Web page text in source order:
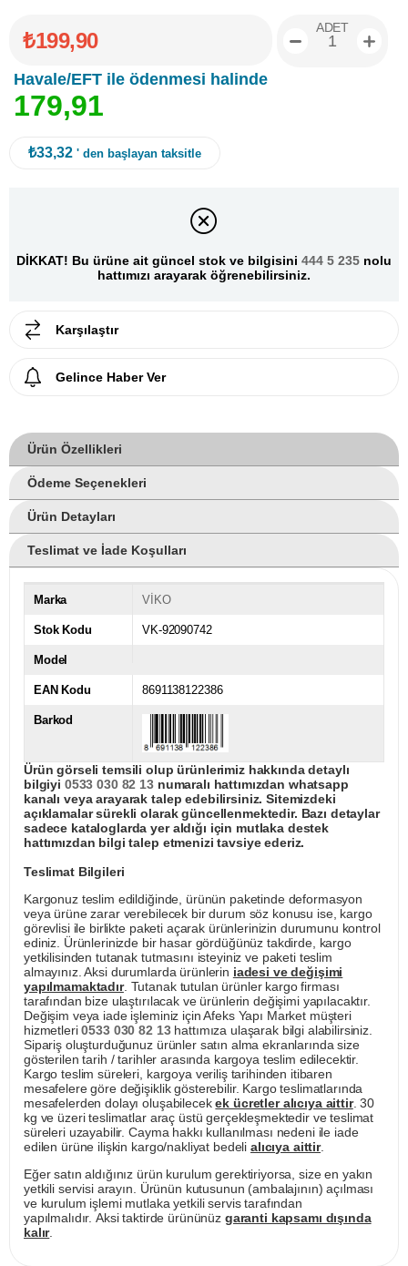
₺199,90
Havale/EFT ile ödenmesi halinde
179,91
ADET
₺33,32 ' den başlayan taksitle
DİKKAT! Bu ürüne ait güncel stok ve bilgisini 444 5 235 nolu
hattımızı arayarak öğrenebilirsiniz.
Karşılaştır
Gelince Haber Ver
Ürün Özellikleri
Ödeme Seçenekleri
Ürün Detayları
Teslimat ve İade Koşulları
Marka VİKO
Stok Kodu VK-92090742
Model
EAN Kodu 8691138122386
Barkod
Ürün görseli temsili olup ürünlerimiz hakkında detaylı
bilgiyi 0533 030 82 13numaralı hattımızdan whatsapp
kanalı veya arayarak talep edebilirsiniz. Sitemizdeki
açıklamalar sürekli olarak güncellenmektedir. Bazı detaylar
sadece kataloglarda yer aldığı için mutlaka destek
hattımızdan bilgi talep etmenizi tavsiye ederiz.
Teslimat Bilgileri
Kargonuz teslim edildiğinde, ürünün paketinde deformasyon
veya ürüne zarar verebilecek bir durum söz konusu ise, kargo
görevlisi ile birlikte paketi açarak ürünlerinizin durumunu kontrol
ediniz. Ürünlerinizde bir hasar gördüğünüz takdirde, kargo
yetkilisinden tutanak tutmasını isteyiniz ve paketi teslim
almayınız. Aksi durumlarda ürünlerin iadesi ve değişimi
yapılmamaktadır. Tutanak tutulan ürünler kargo firması
tarafından bize ulaştırılacak ve ürünlerin değişimi yapılacaktır.
Değişim veya iade işleminiz için Afeks Yapı Market müşteri
hizmetleri0533 030 82 13hattımıza ulaşarak bilgi alabilirsiniz.
Sipariş oluşturduğunuz ürünler satın alma ekranlarında size
gösterilen tarih / tarihler arasında kargoya teslim edilecektir.
Kargo teslim süreleri, kargoya veriliş tarihinden itibaren
mesafelere göre değişiklik gösterebilir. Kargo teslimatlarında
mesafelerden dolayı oluşabilecekek ücretler alıcıya aittir. 30
kg ve üzeri teslimatlar araç üstü gerçekleşmektedir ve teslimat
süreleri uzayabilir. Cayma hakkı kullanılması nedeni ile iade
edilen ürüne ilişkin kargo/nakliyat bedeli alıcıya aittir.
Eğer satın aldığınız ürün kurulum gerektiriyorsa, size en yakın
yetkili servisi arayın. Ürünün kutusunun (ambalajının) açılması
ve kurulum işlemi mutlaka yetkili servis tarafından
yapılmalıdır. Aksi taktirde ürününüz garanti kapsamı dışında
kalır.